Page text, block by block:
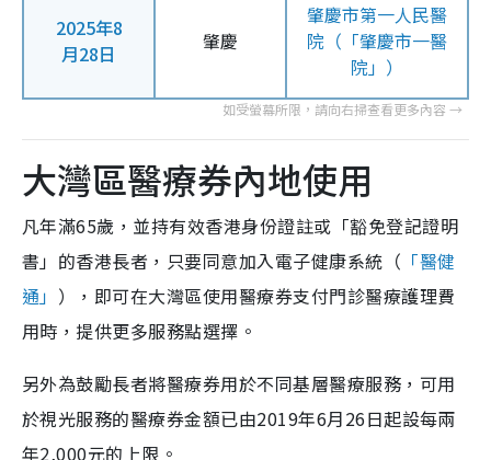
2025年8
月28日
肇慶
肇慶市第一人民醫
院（「肇慶市一醫
院」）
大灣區醫療券內地使用
凡年滿65歲，並持有效香港身份證註或「豁免登記證明
書」的香港長者，只要同意加入電子健康系統（ 「醫健
通」 ），即可在大灣區使用醫療券支付門診醫療護理費
用時，提供更多服務點選擇。
另外為鼓勵長者將醫療券用於不同基層醫療服務，可用
於視光服務的醫療券金額已由2019年6月26日起設每兩
年2,000元的上限。